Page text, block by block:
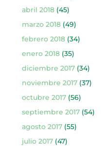
abril 2018(45)
marzo 2018(49)
febrero 2018(34)
enero 2018(35)
diciembre 2017(34)
noviembre 2017(37)
octubre 2017(56)
septiembre 2017(54)
agosto 2017(55)
julio 2017(47)